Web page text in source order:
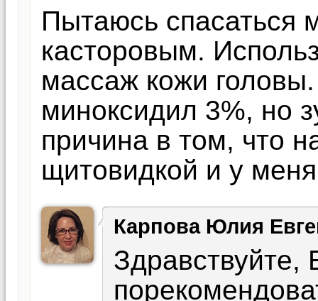
Пытаюсь спасаться
касторовым.
массаж кожи
миноксидил 3%, но
причина в том, что
щитовидкой и у
Карпова Юлия